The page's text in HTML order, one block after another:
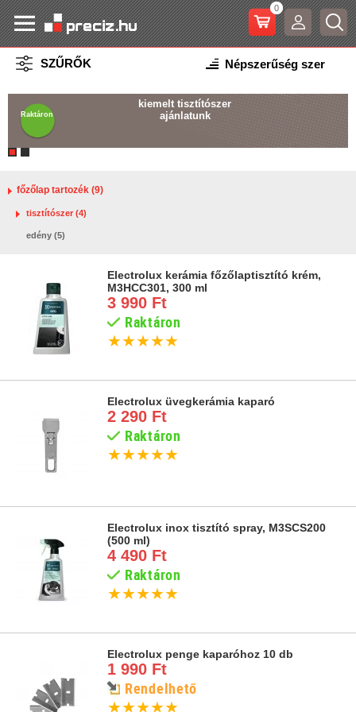
0
Raktáron
kiemelt tisztítószer
ajánlatunk
főzőlap tartozék (9)
tisztítószer (4)
edény (5)
SZŰRŐK
Electrolux kerámia főzőlaptisztító krém,
M3HCC301, 300 ml
3 990 Ft
Raktáron
★★★★★
Electrolux üvegkerámia kaparó
2 290 Ft
Raktáron
★★★★★
Electrolux inox tisztító spray, M3SCS200
(500 ml)
4 490 Ft
Raktáron
★★★★★
Electrolux penge kaparóhoz 10 db
1 990 Ft
Rendelhető
★★★★★